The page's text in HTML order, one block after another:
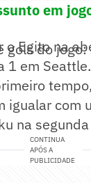
em
gols do jogo:
Egito na
1 em
igualar com
na
CONTINUA
APÓS A
PUBLICIDADE